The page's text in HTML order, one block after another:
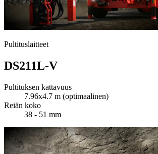
Pultituslaitteet
DS211L-V
Pultituksen kattavuus
7.96x4.7 m (optimaalinen)
Reiän koko
38 - 51 mm